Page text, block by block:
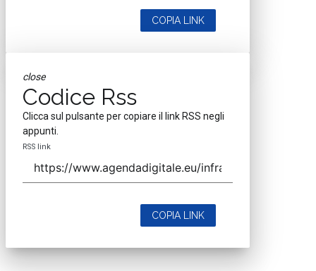
COPIA LINK
close
Codice Rss
Clicca sul pulsante per copiare il link RSS negli
appunti.
RSS link
COPIA LINK